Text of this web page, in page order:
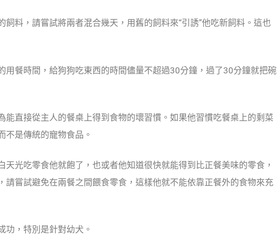
料，請嘗試將兩者混合幾天，用舊的飼料來“引誘”他吃新飼料。這也
用餐時間，給狗狗吃東西的時間儘量不超過30分鐘，過了30分鐘就把碗
直接從主人的餐桌上得到食物的壞習慣。如果他習慣吃餐桌上的剩菜
不是傳統的寵物食品。
光吃零食他就飽了，也或者他知道很快就能得到比正餐美味的零食，
請嘗試避免在兩餐之間餵食零食，這樣他就不能依靠正餐外的食物來充
功，特別是針對幼犬。